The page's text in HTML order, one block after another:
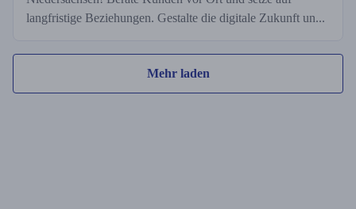
langfristige Beziehungen. Gestalte die digitale Zukunft un...
Mehr laden